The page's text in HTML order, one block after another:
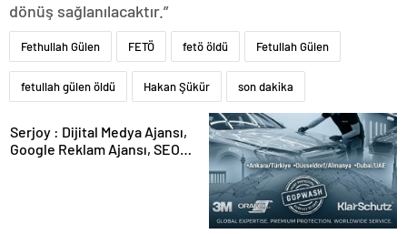
dönüş sağlanılacaktır.”
Fethullah Gülen FETÖ fetö öldü Fetullah Gülen
fetullah gülen öldü Hakan Şükür son dakika
Serjoy : Dijital Medya Ajansı,
Google Reklam Ajansı, SEO